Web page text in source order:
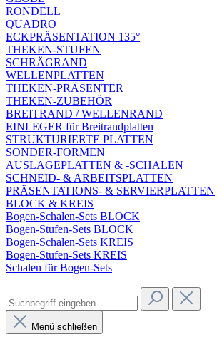
RONDELL
QUADRO
ECKPRÄSENTATION 135°
THEKEN-STUFEN
SCHRÄGRAND
WELLENPLATTEN
THEKEN-PRÄSENTER
THEKEN-ZUBEHÖR
BREITRAND / WELLENRAND
EINLEGER für Breitrandplatten
STRUKTURIERTE PLATTEN
SONDER-FORMEN
AUSLAGEPLATTEN & -SCHALEN
SCHNEID- & ARBEITSPLATTEN
PRÄSENTATIONS- & SERVIERPLATTEN
BLOCK & KREIS
Bogen-Schalen-Sets BLOCK
Bogen-Stufen-Sets BLOCK
Bogen-Schalen-Sets KREIS
Bogen-Stufen-Sets KREIS
Schalen für Bogen-Sets
Menü schließen